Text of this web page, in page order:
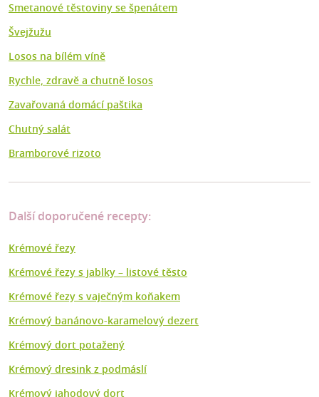
Smetanové těstoviny se špenátem
Švejžužu
Losos na bílém víně
Rychle, zdravě a chutně losos
Zavařovaná domácí paštika
Chutný salát
Bramborové rizoto
Další doporučené recepty:
Krémové řezy
Krémové řezy s jablky – listové těsto
Krémové řezy s vaječným koňakem
Krémový banánovo-karamelový dezert
Krémový dort potažený
Krémový dresink z podmáslí
Krémový jahodový dort